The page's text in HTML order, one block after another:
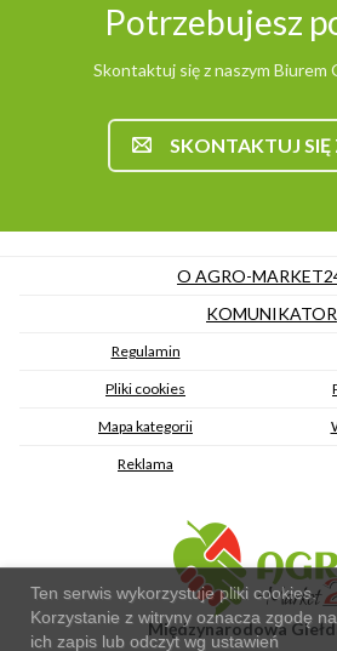
Potrzebujesz
Skontaktuj się z naszym Biurem
SKONTAKTUJ SIĘ
O AGRO-
KOMUNIKATOR
Regulamin
Pliki cookies
Mapa kategorii
Reklama
Międzynarodowa
Ten serwis wykorzystuje pliki cookies.
Korzystanie z witryny oznacza zgodę na
ich zapis lub odczyt wg ustawień